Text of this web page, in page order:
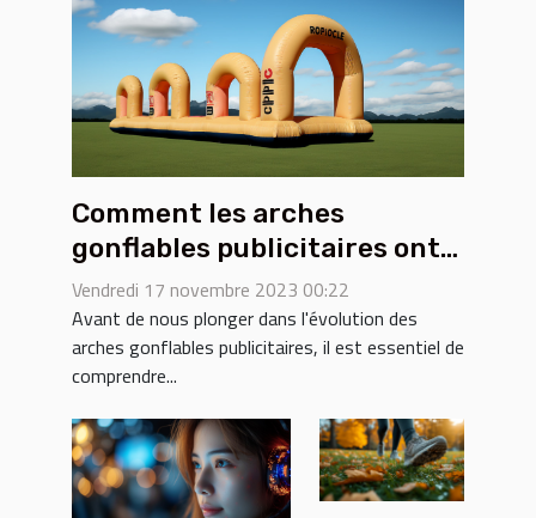
Comment les arches
gonflables publicitaires ont
évolué au fil des ans
Vendredi 17 novembre 2023 00:22
Avant de nous plonger dans l'évolution des
arches gonflables publicitaires, il est essentiel de
comprendre...